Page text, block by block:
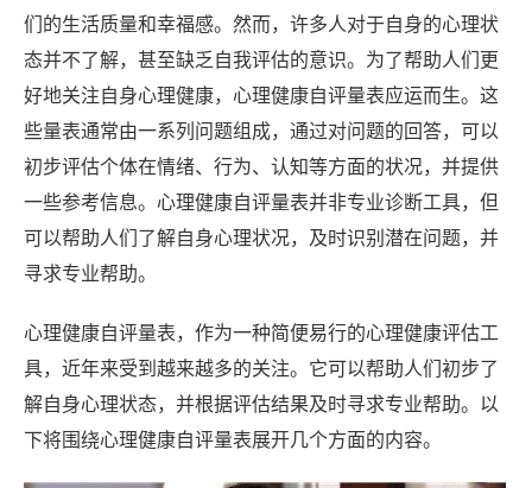
们的生活质量和幸福感。然而，许多人对于自身的心理状
态并不了解，甚至缺乏自我评估的意识。为了帮助人们更
好地关注自身心理健康，心理健康自评量表应运而生。这
些量表通常由一系列问题组成，通过对问题的回答，可以
初步评估个体在情绪、行为、认知等方面的状况，并提供
一些参考信息。心理健康自评量表并非专业诊断工具，但
可以帮助人们了解自身心理状况，及时识别潜在问题，并
寻求专业帮助。
心理健康自评量表，作为一种简便易行的心理健康评估工
具，近年来受到越来越多的关注。它可以帮助人们初步了
解自身心理状态，并根据评估结果及时寻求专业帮助。以
下将围绕心理健康自评量表展开几个方面的内容。